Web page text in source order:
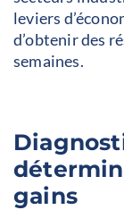
leviers
d’obtenir des
semaines.
gains